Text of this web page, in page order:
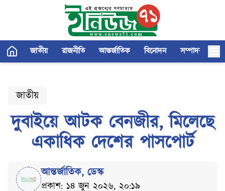
জাতীয় রাজনীতি আন্তর্জাতিক বিনোদন সম্পাদকীয়
জাতীয়
দুবাইয়ে আটক বেনজীর, মিলেছে
একাধিক দেশের পাসপোর্ট
আন্তর্জাতিক, ডেস্ক
প্রকাশ: ১৪ জুন ২০২৬, ২০:১৯